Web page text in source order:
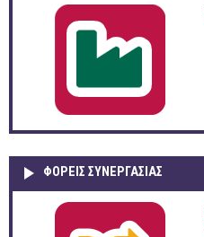
ΦΟΡΕΙΣ ΣΥΝΕΡΓΑΣΙΑΣ